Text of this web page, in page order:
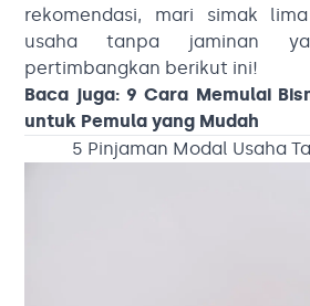
rekomendasi, mari simak
usaha tanpa jaminan
pertimbangkan berikut ini!
Baca juga: 9 Cara Memulai
untuk Pemula yang Mudah
5 Pinjaman Modal Usaha